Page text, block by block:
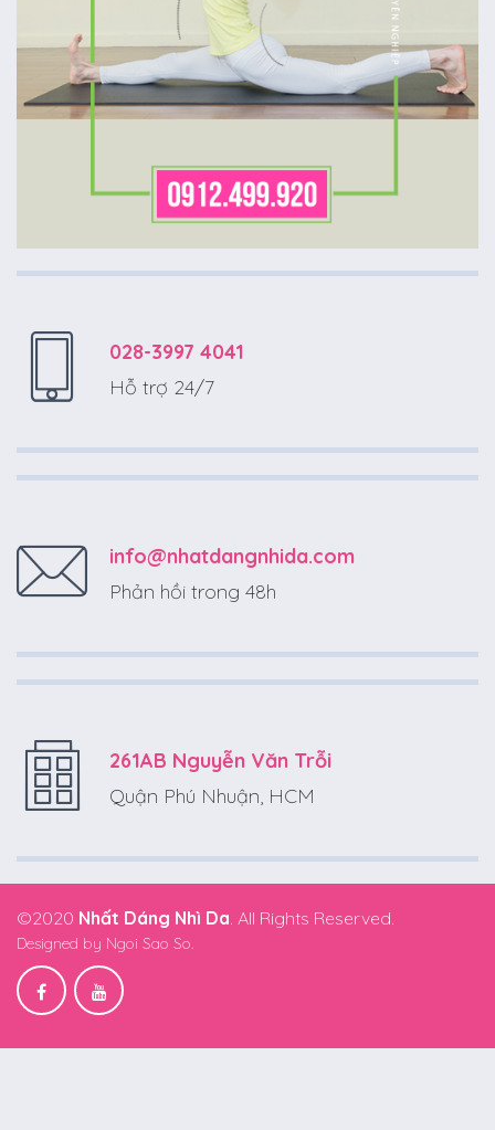
028-3997 4041
Hỗ trợ 24/7
info@nhatdangnhida.com
Phản hồi trong 48h
261AB Nguyễn Văn Trỗi
Quận Phú Nhuận, HCM
©2020 Nhất Dáng Nhì Da. All Rights Reserved.
Designed by Ngoi Sao So.